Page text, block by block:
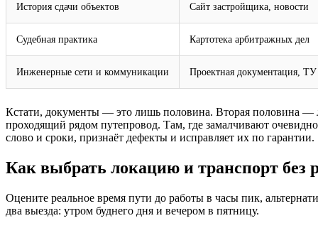
История сдачи объектов Сайт застройщика, новости
Судебная практика Картотека арбитражных дел
Инженерные сети и коммуникации Проектная документация, ТУ
Кстати, документы — это лишь половина. Вторая половина —
проходящий рядом путепровод. Там, где замалчивают
слово и сроки, признаёт дефекты и исправляет их по гарантии.
Как выбрать локацию и транспорт без
Оцените реальное время пути до работы в часы пик,
два выезда: утром буднего дня и вечером в пятницу.